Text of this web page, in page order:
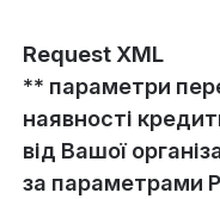
Request XML
** параметри
наявності
від Вашої
за параметрами